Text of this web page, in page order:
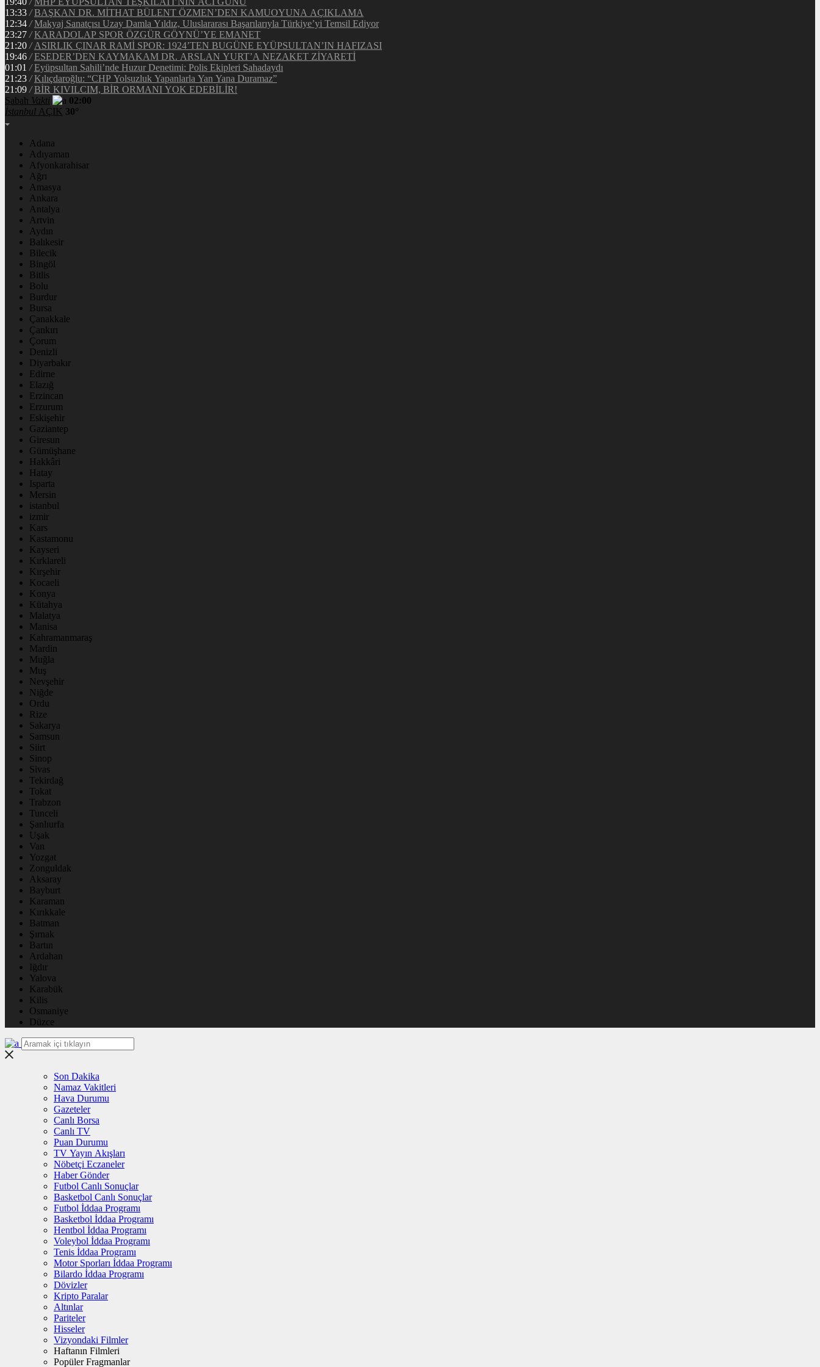
13:33 / BAŞKAN DR. MİTHAT BÜLENT ÖZMEN’DEN KAMUOYUNA AÇIKLAMA
12:34 / Makyaj Sanatçısı Uzay Damla Yıldız, Uluslararası Başarılarıyla Türkiye’yi Temsil Ediyor
23:27 / KARADOLAP SPOR ÖZGÜR GÖYNÜ’YE EMANET
21:20 / ASIRLIK ÇINAR RAMİ SPOR: 1924’TEN BUGÜNE EYÜPSULTAN’IN HAFIZASI
19:46 / ESEDER’DEN KAYMAKAM DR. ARSLAN YURT’A NEZAKET ZİYARETİ
01:01 / Eyüpsultan Sahili’nde Huzur Denetimi: Polis Ekipleri Sahadaydı
21:23 / Kılıçdaroğlu: “CHP Yolsuzluk Yapanlarla Yan Yana Duramaz”
21:09 / BİR KIVILCIM, BİR ORMANI YOK EDEBİLİR!
Sabah Vakti
02:00
İstanbul AÇIK 30°
Adana
Adıyaman
Afyonkarahisar
Ağrı
Amasya
Ankara
Antalya
Artvin
Aydın
Balıkesir
Bilecik
Bingöl
Bitlis
Bolu
Burdur
Bursa
Çanakkale
Çankırı
Çorum
Denizli
Diyarbakır
Edirne
Elazığ
Erzincan
Erzurum
Eskişehir
Gaziantep
Giresun
Gümüşhane
Hakkâri
Hatay
Isparta
Mersin
istanbul
izmir
Kars
Kastamonu
Kayseri
Kırklareli
Kırşehir
Kocaeli
Konya
Kütahya
Malatya
Manisa
Kahramanmaraş
Mardin
Muğla
Muş
Nevşehir
Niğde
Ordu
Rize
Sakarya
Samsun
Siirt
Sinop
Sivas
Tekirdağ
Tokat
Trabzon
Tunceli
Şanlıurfa
Uşak
Van
Yozgat
Zonguldak
Aksaray
Bayburt
Karaman
Kırıkkale
Batman
Şırnak
Bartın
Ardahan
Iğdır
Yalova
Karabük
Kilis
Osmaniye
Düzce
Son Dakika
Namaz Vakitleri
Hava Durumu
Gazeteler
Canlı Borsa
Canlı TV
Puan Durumu
TV Yayın Akışları
Nöbetçi Eczaneler
Haber Gönder
Futbol Canlı Sonuçlar
Basketbol Canlı Sonuçlar
Futbol İddaa Programı
Basketbol İddaa Programı
Hentbol İddaa Programı
Voleybol İddaa Programı
Tenis İddaa Programı
Motor Sporları İddaa Programı
Bilardo İddaa Programı
Dövizler
Kripto Paralar
Altınlar
Pariteler
Hisseler
Vizyondaki Filmler
Haftanın Filmleri
Popüler Fragmanlar